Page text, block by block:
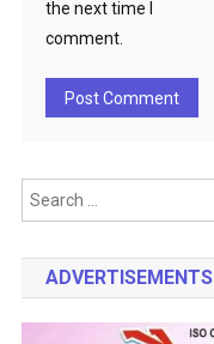
the next time I
comment.
ADVERTISEMENTS